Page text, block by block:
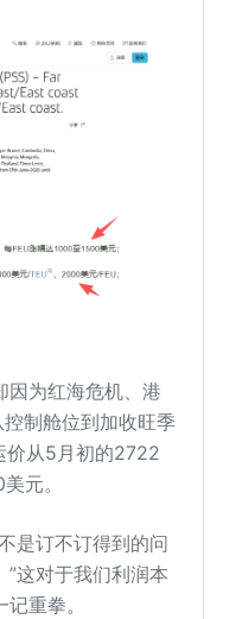
因为红海危机、港
控制舱位到加收旺季
价从5月初的2722
元。
是订不订得到的问
这对于我们利润本
重拳。